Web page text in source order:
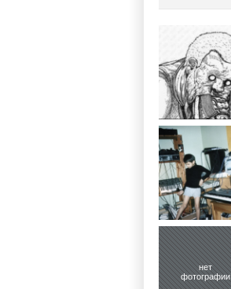
нет
фотографии